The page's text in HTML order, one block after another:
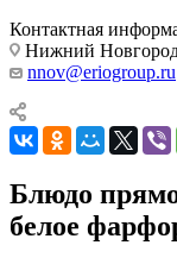
Контактная
Нижний
nnov@eriogroup.ru
Блюдо
белое